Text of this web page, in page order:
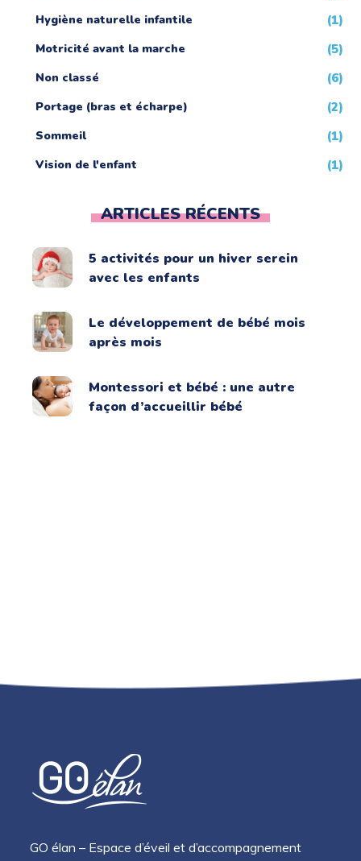
Hygiène naturelle infantile (1)
Motricité avant la marche (5)
Non classé (6)
Portage (bras et écharpe) (2)
Sommeil (1)
Vision de l'enfant (1)
ARTICLES RÉCENTS
5 activités pour un hiver serein
avec les enfants
Le développement de bébé mois
après mois
Montessori et bébé : une autre
façon d’accueillir bébé
GO élan – Espace d’éveil et d’accompagnement